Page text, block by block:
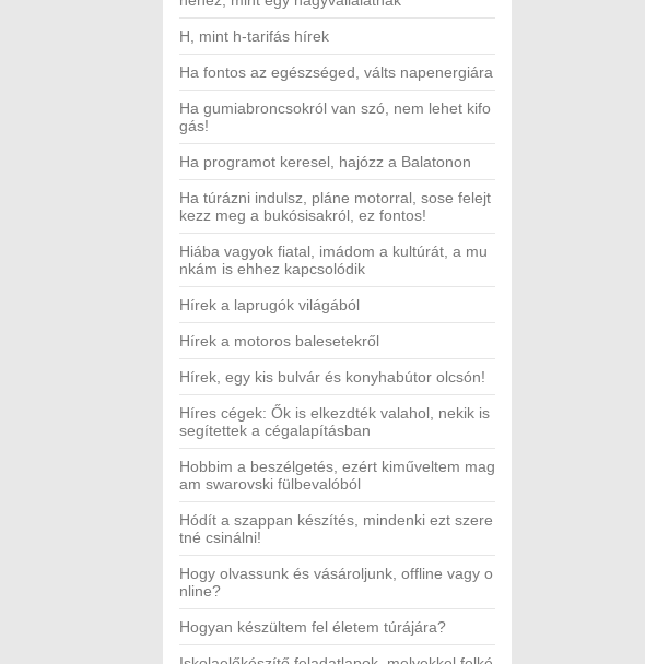
H, mint h-tarifás hírek
Ha fontos az egészséged, válts napenergiára
Ha gumiabroncsokról van szó, nem lehet kifo
gás!
Ha programot keresel, hajózz a Balatonon
Ha túrázni indulsz, pláne motorral, sose felejt
kezz meg a bukósisakról, ez fontos!
Hiába vagyok fiatal, imádom a kultúrát, a mu
nkám is ehhez kapcsolódik
Hírek a laprugók világából
Hírek a motoros balesetekről
Hírek, egy kis bulvár és konyhabútor olcsón!
Híres cégek: Ők is elkezdték valahol, nekik is
segítettek a cégalapításban
Hobbim a beszélgetés, ezért kiműveltem mag
am swarovski fülbevalóból
Hódít a szappan készítés, mindenki ezt szere
tné csinálni!
Hogy olvassunk és vásároljunk, offline vagy o
nline?
Hogyan készültem fel életem túrájára?